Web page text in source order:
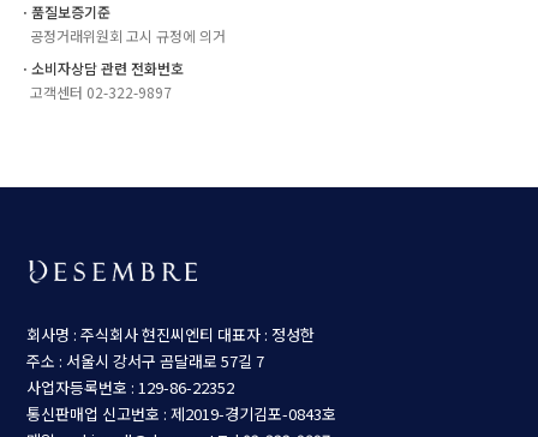
ㆍ품질보증기준
공정거래위원회 고시 규정에 의거
ㆍ소비자상담 관련 전화번호
고객센터 02-322-9897
회사명 : 주식회사 현진씨엔티 대표자 : 정성한
주소 : 서울시 강서구 곰달래로 57길 7
사업자등록번호 : 129-86-22352
통신판매업 신고번호 : 제2019-경기김포-0843호